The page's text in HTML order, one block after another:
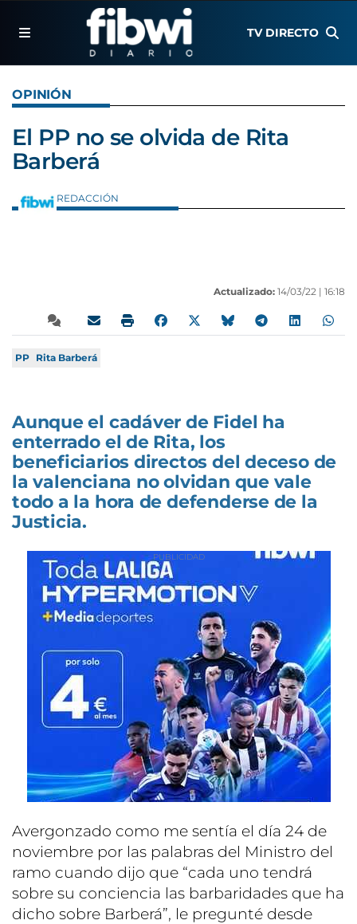
TV DIRECTO
OPINIÓN
El PP no se olvida de Rita
Barberá
REDACCIÓN
Actualizado: 14/03/22 | 16:18
PP Rita Barberá
Aunque el cadáver de Fidel ha
enterrado el de Rita, los
beneficiarios directos del deceso de
la valenciana no olvidan que vale
todo a la hora de defenderse de la
Justicia.
Avergonzado como me sentía el día 24 de
noviembre por las palabras del Ministro del
ramo cuando dijo que “cada uno tendrá
sobre su conciencia las barbaridades que ha
dicho sobre Barberá”, le pregunté desde